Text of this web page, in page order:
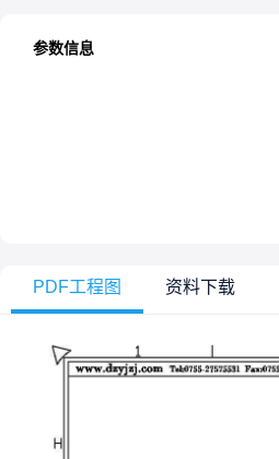
参数信息
PDF工程图 资料下载